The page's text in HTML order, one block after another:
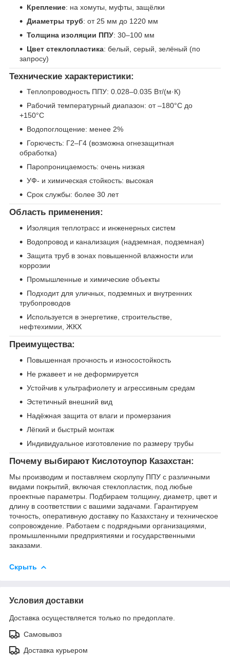
Крепление: на хомуты, муфты, защёлки
Диаметры труб: от 25 мм до 1220 мм
Толщина изоляции ППУ: 30–100 мм
Цвет стеклопластика: белый, серый, зелёный (по
запросу)
Технические характеристики:
Теплопроводность ППУ: 0.028–0.035 Вт/(м·К)
Рабочий температурный диапазон: от –180°C до
+150°C
Водопоглощение: менее 2%
Горючесть: Г2–Г4 (возможна огнезащитная
обработка)
Паропроницаемость: очень низкая
УФ- и химическая стойкость: высокая
Срок службы: более 30 лет
Область применения:
Изоляция теплотрасс и инженерных систем
Водопровод и канализация (надземная, подземная)
Защита труб в зонах повышенной влажности или
коррозии
Промышленные и химические объекты
Подходит для уличных, подземных и внутренних
трубопроводов
Используется в энергетике, строительстве,
нефтехимии, ЖКХ
Преимущества:
Повышенная прочность и износостойкость
Не ржавеет и не деформируется
Устойчив к ультрафиолету и агрессивным средам
Эстетичный внешний вид
Надёжная защита от влаги и промерзания
Лёгкий и быстрый монтаж
Индивидуальное изготовление по размеру трубы
Почему выбирают Кислотоупор Казахстан:
Мы производим и поставляем скорлупу ППУ с различными
видами покрытий, включая стеклопластик, под любые
проектные параметры. Подбираем толщину, диаметр, цвет и
длину в соответствии с вашими задачами. Гарантируем
точность, оперативную доставку по Казахстану и техническое
сопровождение. Работаем с подрядными организациями,
промышленными предприятиями и государственными
заказами.
Скрыть
Условия доставки
Доставка осуществляется только по предоплате.
Самовывоз
Доставка курьером